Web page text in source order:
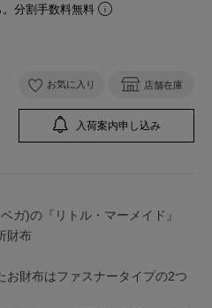
。分割手数料無料
お気に入り 店舗在庫
入荷案内申し込み
ガ)の『リトル・マーメイド』
財布
お財布はファスナータイプの2つ